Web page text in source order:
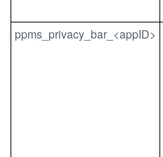
ppms_privacy_bar_<appID>